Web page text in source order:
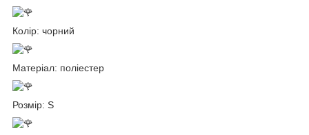
Колір: чорний
Матеріал: поліестер
Розмір: S